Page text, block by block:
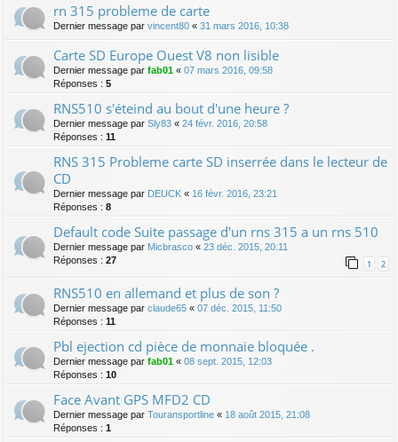
rn 315 probleme de carte
Dernier message par vincent80 « 31 mars 2016, 10:38
Carte SD Europe Ouest V8 non lisible
Dernier message par fab01 « 07 mars 2016, 09:58
Réponses : 5
RNS510 s'éteind au bout d'une heure ?
Dernier message par Sly83 « 24 févr. 2016, 20:58
Réponses : 11
RNS 315 Probleme carte SD inserrée dans le lecteur de
CD
Dernier message par DEUCK « 16 févr. 2016, 23:21
Réponses : 8
Default code Suite passage d'un rns 315 a un rns 510
Dernier message par Micbrasco « 23 déc. 2015, 20:11
Réponses : 27 1 2
RNS510 en allemand et plus de son ?
Dernier message par claude65 « 07 déc. 2015, 11:50
Réponses : 11
Pbl ejection cd pièce de monnaie bloquée .
Dernier message par fab01 « 08 sept. 2015, 12:03
Réponses : 10
Face Avant GPS MFD2 CD
Dernier message par Touransportline « 18 août 2015, 21:08
Réponses : 1